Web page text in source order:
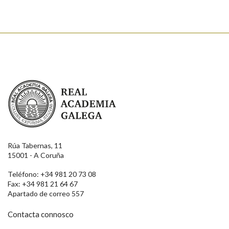
Real Academia Galega
Rúa Tabernas, 11
15001 - A Coruña
Teléfono: +34 981 20 73 08
Fax: +34 981 21 64 67
Apartado de correo 557
Contacta connosco